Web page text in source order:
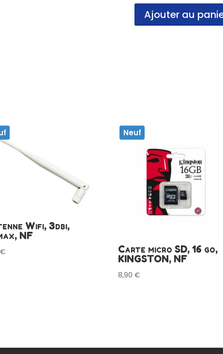
quantitéAjouter au
Wifi, 3dbi,
NF
€
Neuf
Carte micro SD, 16 go,
KINGSTON, NF
8,90€